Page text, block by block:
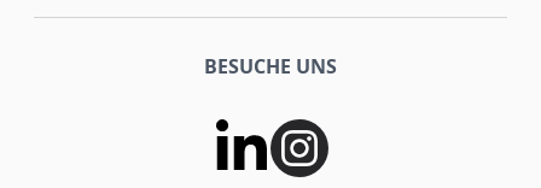
BESUCHE UNS